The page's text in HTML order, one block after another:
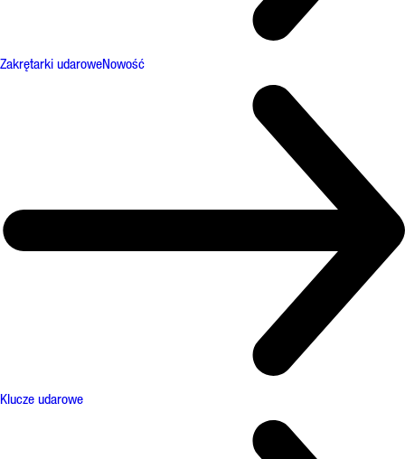
Zakrętarki udaroweNowość
Klucze udarowe